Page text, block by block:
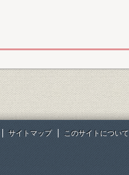
サイトマップ このサイトについて